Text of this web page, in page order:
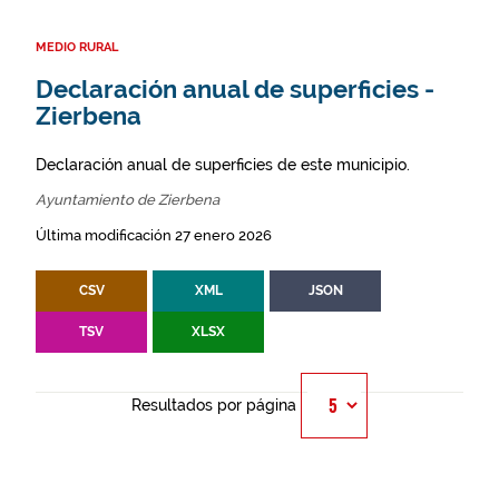
MEDIO RURAL
Declaración anual de superficies -
Zierbena
Declaración anual de superficies de este municipio.
Ayuntamiento de Zierbena
Última modificación 27 enero 2026
CSV XML JSON
TSV XLSX
Resultados por página